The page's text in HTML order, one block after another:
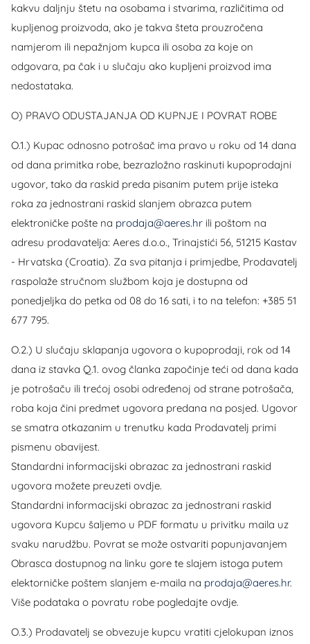
kakvu daljnju štetu na osobama i stvarima, različitima od
kupljenog proizvoda, ako je takva šteta prouzročena
namjerom ili nepažnjom kupca ili osoba za koje on
odgovara, pa čak i u slučaju ako kupljeni proizvod ima
nedostataka.
O) PRAVO ODUSTAJANJA OD KUPNJE I POVRAT ROBE
O.1.) Kupac odnosno potrošač ima pravo u roku od 14 dana
od dana primitka robe, bezrazložno raskinuti kupoprodajni
ugovor, tako da raskid preda pisanim putem prije isteka
roka za jednostrani raskid slanjem obrazca putem
elektroničke pošte na prodaja@aeres.hr ili poštom na
adresu prodavatelja: Aeres d.o.o., Trinajstići 56, 51215 Kastav
- Hrvatska (Croatia). Za sva pitanja i primjedbe, Prodavatelj
raspolaže stručnom službom koja je dostupna od
ponedjeljka do petka od 08 do 16 sati, i to na telefon: +385 51
677 795.
O.2.) U slučaju sklapanja ugovora o kupoprodaji, rok od 14
dana iz stavka Q.1. ovog članka započinje teći od dana kada
je potrošaču ili trećoj osobi određenoj od strane potrošača,
roba koja čini predmet ugovora predana na posjed. Ugovor
se smatra otkazanim u trenutku kada Prodavatelj primi
pismenu obavijest.
Standardni informacijski obrazac za jednostrani raskid
ugovora možete preuzeti ovdje.
Standardni informacijski obrazac za jednostrani raskid
ugovora Kupcu šaljemo u PDF formatu u privitku maila uz
svaku narudžbu. Povrat se može ostvariti popunjavanjem
Obrasca dostupnog na linku gore te slajem istoga putem
elektorničke poštem slanjem e-maila na prodaja@aeres.hr.
Više podataka o povratu robe pogledajte ovdje.
O.3.) Prodavatelj se obvezuje kupcu vratiti cjelokupan iznos